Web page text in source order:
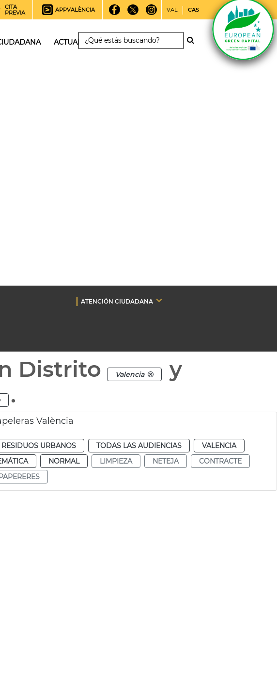
CITA
PREVIA
APPVALÈNCIA VAL CAS
ACTUALIDAD
ATENCIÓN CIUDADANA
Distrito Valencia
y
.
València
URBANOS TODAS LAS AUDIENCIAS
VALENCIA
NORMAL LIMPIEZA NETEJA
CONTRACTE